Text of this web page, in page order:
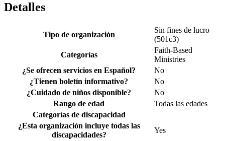
Detalles
Tipo de organización
Sin fines de lucro
(501c3)
Categorías
Faith-Based
Ministries
¿Se ofrecen servicios en Español?
No
¿Tienen boletín informativo?
No
¿Cuidado de niños disponible?
No
Rango de edad
Todas las edades
Categorías de discapacidad
¿Esta organización incluye todas las
discapacidades?
Yes